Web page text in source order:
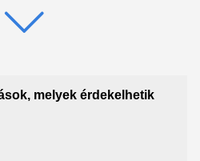
melyek érdekelhetik